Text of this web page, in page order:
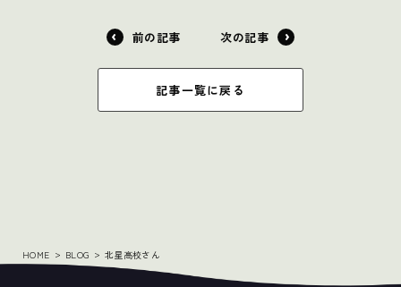
前の記事
記事一覧に戻る
次の記事
HOME BLOG 北星高校さん